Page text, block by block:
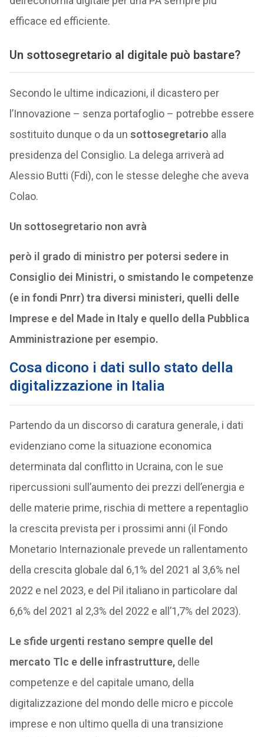
efficace ed efficiente.
Un sottosegretario al digitale può bastare?
Secondo le ultime indicazioni, il dicastero per
l’Innovazione – senza portafoglio – potrebbe essere
sostituito dunque o da un sottosegretario alla
presidenza del Consiglio. La delega arriverà ad
Alessio Butti (Fdi), con le stesse deleghe che aveva
Colao.
Un sottosegretario non avrà
però il grado di ministro per potersi sedere in
Consiglio dei Ministri, o smistando le competenze
(e in fondi Pnrr) tra diversi ministeri, quelli delle
Imprese e del Made in Italy e quello della Pubblica
Amministrazione per esempio.
Cosa dicono i dati sullo stato della
digitalizzazione in Italia
Partendo da un discorso di caratura generale, i dati
evidenziano come la situazione economica
determinata dal conflitto in Ucraina, con le sue
ripercussioni sull’aumento dei prezzi dell’energia e
delle materie prime, rischia di mettere a repentaglio
la crescita prevista per i prossimi anni (il Fondo
Monetario Internazionale prevede un rallentamento
della crescita globale dal 6,1% del 2021 al 3,6% nel
2022 e nel 2023, e del Pil italiano in particolare dal
6,6% del 2021 al 2,3% del 2022 e all’1,7% del 2023).
Le sfide urgenti restano sempre quelle del
mercato Tlc e delle infrastrutture,delle
competenze e del capitale umano, della
digitalizzazione del mondo delle micro e piccole
imprese e non ultimo quella di una transizione